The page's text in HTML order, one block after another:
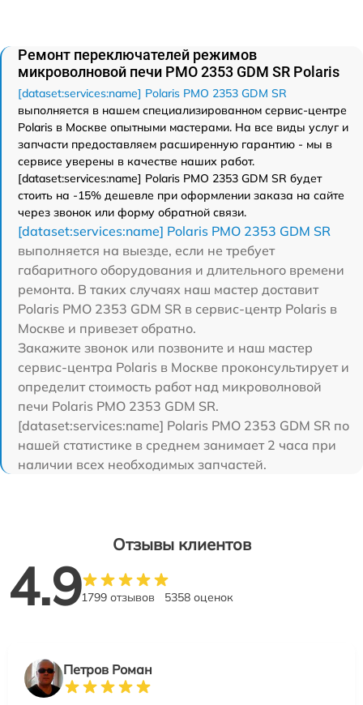
Ремонт переключателей режимов
микроволновой печи PMO 2353 GDM SR Polaris
[dataset:services:name] Polaris PMO 2353 GDM SR
выполняется в нашем специализированном сервис-центре
Polaris в Москве опытными мастерами. На все виды услуг и
запчасти предоставляем расширенную гарантию - мы в
сервисе уверены в качестве наших работ.
[dataset:services:name] Polaris PMO 2353 GDM SR будет
стоить на -15% дешевле при оформлении заказа на сайте
через звонок или форму обратной связи.
[dataset:services:name] Polaris PMO 2353 GDM SR
выполняется на выезде, если не требует
габаритного оборудования и длительного времени
ремонта. В таких случаях наш мастер доставит
Polaris PMO 2353 GDM SR в сервис-центр Polaris в
Москве и привезет обратно.
Закажите звонок или позвоните и наш мастер
сервис-центра Polaris в Москве проконсультирует и
определит стоимость работ над микроволновой
печи Polaris PMO 2353 GDM SR.
[dataset:services:name] Polaris PMO 2353 GDM SR по
нашей статистике в среднем занимает 2 часа при
наличии всех необходимых запчастей.
Отзывы клиентов
4.91799 отзывов 5358 оценок
Петров Роман